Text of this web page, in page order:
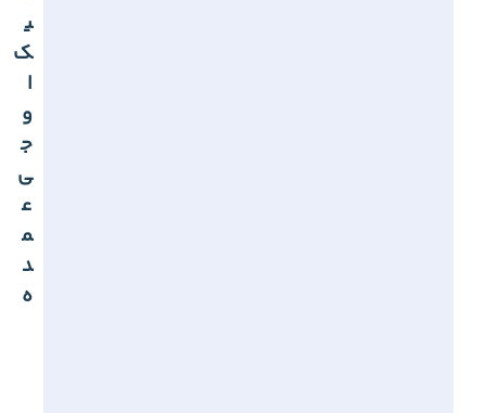
ی
ک
ا
و
ج
ی
ع
م
د
ه